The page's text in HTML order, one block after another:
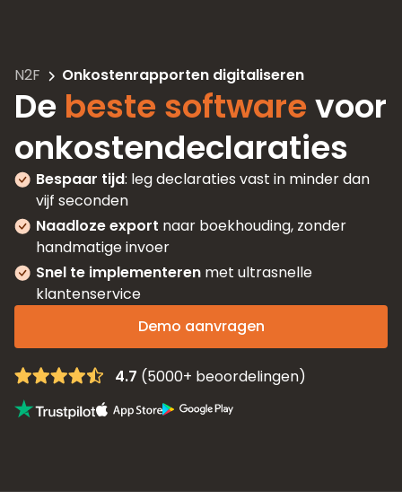
N2F Onkostenrapporten digitaliseren
De beste softwarevoor
onkostendeclaraties
Bespaar tijd: leg declaraties vast in minder dan
vijf seconden
Naadloze export naar boekhouding, zonder
handmatige invoer
Snel te implementeren met ultrasnelle
klantenservice
Demo aanvragen
4.7 (5000+ beoordelingen)